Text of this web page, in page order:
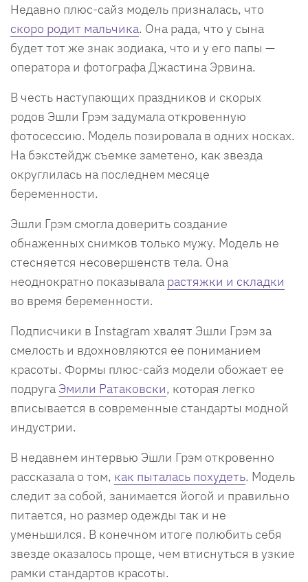
Недавно плюс-сайз модель призналась, что
скоро родит мальчика. Она рада, что у сына
будет тот же знак зодиака, что и у его папы —
оператора и фотографа Джастина Эрвина.
В честь наступающих праздников и скорых
родов Эшли Грэм задумала откровенную
фотосессию. Модель позировала в одних носках.
На бэкстейдж съемке заметено, как звезда
округлилась на последнем месяце
беременности.
Эшли Грэм смогла доверить создание
обнаженных снимков только мужу. Модель не
стесняется несовершенств тела. Она
неоднократно показывала растяжки и складки
во время беременности.
Подписчики в Instagram хвалят Эшли Грэм за
смелость и вдохновляются ее пониманием
красоты. Формы плюс-сайз модели обожает ее
подруга Эмили Ратаковски, которая легко
вписывается в современные стандарты модной
индустрии.
В недавнем интервью Эшли Грэм откровенно
рассказала о том, как пыталась похудеть. Модель
следит за собой, занимается йогой и правильно
питается, но размер одежды так и не
уменьшился. В конечном итоге полюбить себя
звезде оказалось проще, чем втиснуться в узкие
рамки стандартов красоты.